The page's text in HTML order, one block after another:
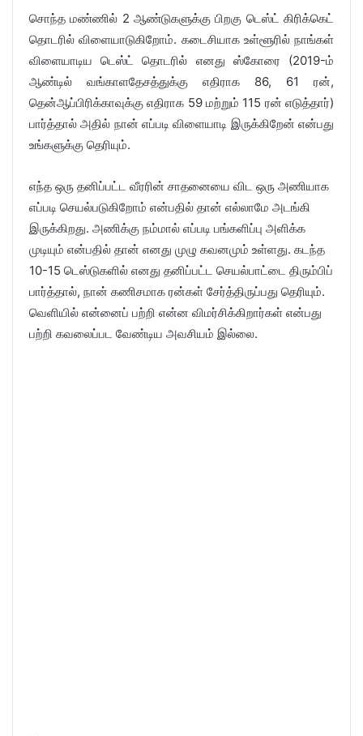
சொந்த மண்ணில் 2 ஆண்டுகளுக்கு பிறகு டெஸ்ட் கிரிக்கெட்
தொடரில் விளையாடுகிறோம். கடைசியாக உள்ளூரில் நாங்கள்
விளையாடிய டெஸ்ட் தொடரில் எனது ஸ்கோரை (2019-ம்
ஆண்டில் வங்காளதேசத்துக்கு எதிராக 86, 61 ரன்,
தென்ஆப்பிரிக்காவுக்கு எதிராக 59 மற்றும் 115 ரன் எடுத்தார்)
பார்த்தால் அதில் நான் எப்படி விளையாடி இருக்கிறேன் என்பது
உங்களுக்கு தெரியும்.
எந்த ஒரு தனிப்பட்ட வீரரின் சாதனையை விட ஒரு அணியாக
எப்படி செயல்படுகிறோம் என்பதில் தான் எல்லாமே அடங்கி
இருக்கிறது. அணிக்கு நம்மால் எப்படி பங்களிப்பு அளிக்க
முடியும் என்பதில் தான் எனது முழு கவனமும் உள்ளது. கடந்த
10-15 டெஸ்டுகளில் எனது தனிப்பட்ட செயல்பாட்டை திரும்பிப்
பார்த்தால், நான் கணிசமாக ரன்கள் சேர்த்திருப்பது தெரியும்.
வெளியில் என்னைப் பற்றி என்ன விமர்சிக்கிறார்கள் என்பது
பற்றி கவலைப்பட வேண்டிய அவசியம் இல்லை.